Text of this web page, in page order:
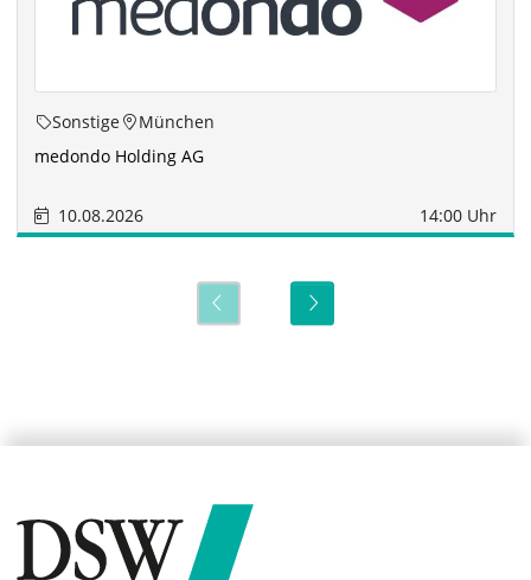
Sonstige
München
medondo Holding AG
10.08.2026 14:00 Uhr